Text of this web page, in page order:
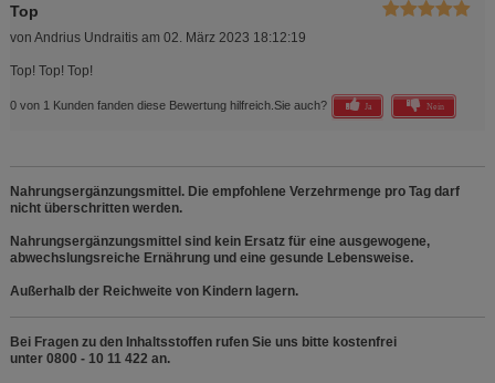
Top
von Andrius Undraitisam 02. März 2023 18:12:19
Top! Top! Top!
0 von 1 Kunden fanden diese Bewertung hilfreich. Sie auch? Ja Nein
Nahrungsergänzungsmittel. Die empfohlene Verzehrmenge pro Tag darf
nicht überschritten werden.
Nahrungsergänzungsmittel sind kein Ersatz für eine ausgewogene,
abwechslungsreiche Ernährung und eine gesunde Lebensweise.
Außerhalb der Reichweite von Kindern lagern.
Bei Fragen zu den Inhaltsstoffen rufen Sie uns bitte kostenfrei
unter 0800 - 10 11 422 an.